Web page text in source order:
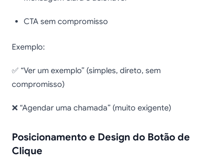
CTA sem compromisso
Exemplo:
✅ “Ver um exemplo” (simples, direto, sem
compromisso)
❌ “Agendar uma chamada” (muito exigente)
Posicionamento e Design do Botão de
Clique